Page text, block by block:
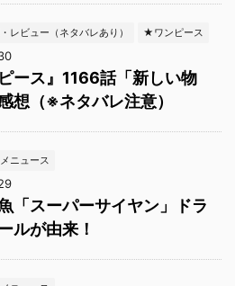
レビュー（ネタバレあり） ★ワンピース
ピース』1166話「新しい物
想（※ネタバレ注意）
ニュース
「スーパーサイヤン」ドラ
ルが由来！